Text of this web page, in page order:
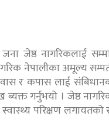
जेष्ठ नागरिकलाई
नेपालीका अमूल्य
र कपास लाई
गर्नुभयो । जेष्ठ
परिक्षण